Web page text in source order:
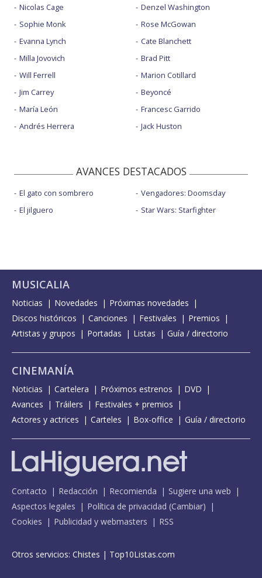
Nicolas Cage
Sophie Monk
Evanna Lynch
Milla Jovovich
Will Ferrell
Jim Carrey
María León
Andrés Herrera
Denzel Washington
Rose McGowan
Cate Blanchett
Brad Pitt
Marion Cotillard
Beyoncé
Francesc Garrido
Jack Huston
AVANCES DESTACADOS
El gato con sombrero
El jilguero
Vengadores: Doomsday
Star Wars: Starfighter
MUSICALIA
Noticias Novedades
Próximas novedades
Discos históricos
Canciones Festivales
Premios
Artistas y grupos
Portadas Listas Guía / directorio
CINEMANÍA
Noticias Cartelera Próximos estrenos
DVD
Avances
Tráilers
Festivales + premios
Actores y actrices
Carteles Box-office Guía / directorio
Contacto Redacción Recomienda
Sugiere una web
Aspectos legales
Política de privacidad (Cambiar)
Cookies
Publicidad y webmasters RSS
Otros servicios: Chistes | Top10Listas.com